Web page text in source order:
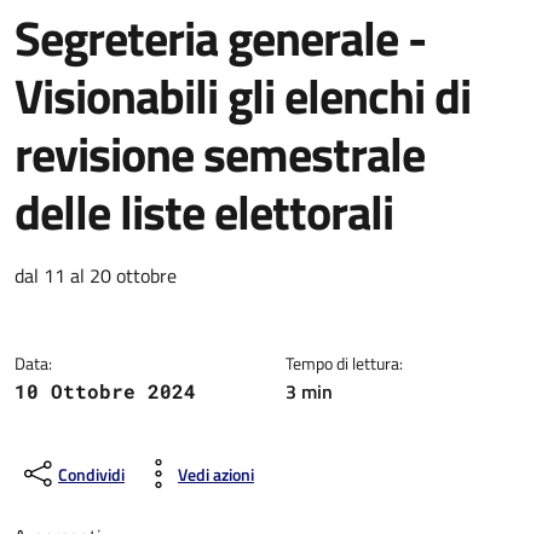
Segreteria generale -
Visionabili gli elenchi di
revisione semestrale
delle liste elettorali
Dettagli della notizia
dal 11 al 20 ottobre
Data:
10 Ottobre 2024
Tempo di lettura:
3 min
Condividi Vedi azioni